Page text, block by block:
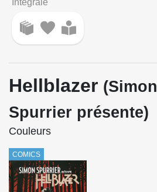
Intégrale
Hellblazer (Simon
Spurrier présente)
Couleurs
COMICS